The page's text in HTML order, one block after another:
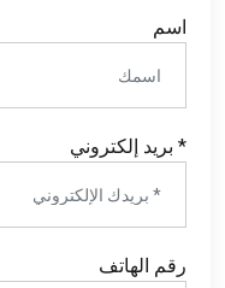
اسم
* بريد إلكتروني
رقم الهاتف